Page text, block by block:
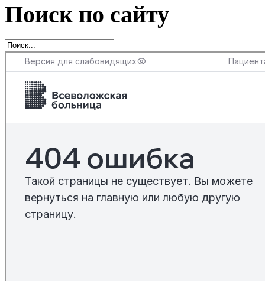
Поиск по сайту